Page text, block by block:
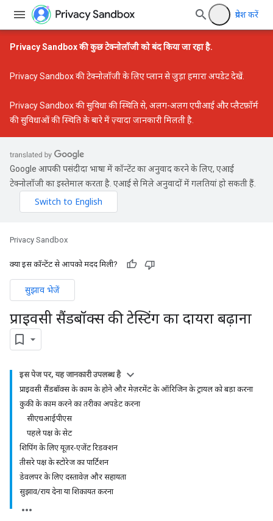
प्रवेश करें
Privacy Sandbox की कुछ टेक्नोलॉजी को बंद किया जा रहा है.
Privacy Sandbox की टेक्नोलॉजी के लिए प्लान से जुड़ा हमारा अपडेटदेखें.
Privacy Sandbox की सुविधा की स्थितिसे, अलग-अलग एपीआई और प्लैटफ़ॉर्म
की सुविधाओं की स्थिति के बारे में ज़्यादा जानकारी मिलती है.
Google आपकी पसंदीदा भाषा में कॉन्टेंट का अनुवाद करने के लिए, एआई
टेक्नोलॉजी का इस्तेमाल करता है. एआई से मिले अनुवादों में गलतियां हो सकती हैं.
Privacy Sandbox
क्या इस कॉन्टेंट से आपको मदद मिली?
सुझाव भेजें
प्राइवसी सैंडबॉक्स की टेस्टिंग का दायरा बढ़ाना
इस पेज पर, यह जानकारी उपलब्ध है
प्राइवसी सैंडबॉक्स के काम के होने और मेज़रमेंट के ऑरिजिन के ट्रायल को बड़ा करना
कुकी के काम करने का तरीका अपडेट करना
सीएचआईपीएस
पहले पक्ष के सेट
शिपिंग के लिए यूज़र-एजेंट रिडक्शन
तीसरे पक्ष के स्टोरेज का पार्टिशन
डेवलपर के लिए दस्तावेज़ और सहायता
सुझाव/राय देना या शिकायत करना